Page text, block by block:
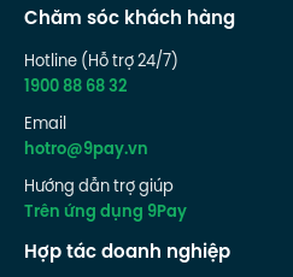
Chăm sóc khách hàng
Hotline (Hỗ trợ 24/7)
1900 88 68 32
Email
hotro@9pay.vn
Hướng dẫn trợ giúp
Trên ứng dụng 9Pay
Hợp tác doanh nghiệp